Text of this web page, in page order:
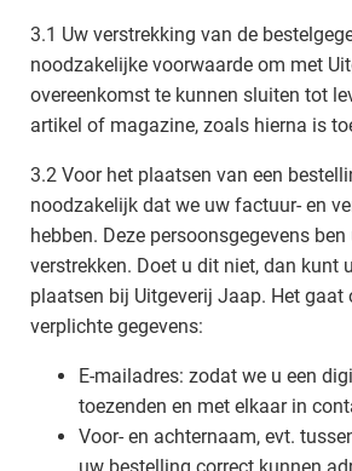
3.1 Uw verstrekking van de
noodzakelijke voorwaarde om met
overeenkomst te kunnen sluiten tot
artikel of magazine, zoals hierna is
3.2 Voor het plaatsen van een
noodzakelijk dat we uw factuur- en
hebben. Deze persoonsgegevens
verstrekken. Doet u dit niet, dan kunt
plaatsen bij Uitgeverij Jaap. Het gaat
verplichte gegevens:
E-mailadres: zodat we u een
toezenden en met elkaar in
Voor- en achternaam, evt.